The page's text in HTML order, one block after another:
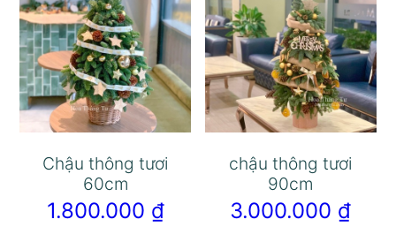
Chậu thông tươi
60cm
1.800.000 ₫
chậu thông tươi
90cm
3.000.000 ₫